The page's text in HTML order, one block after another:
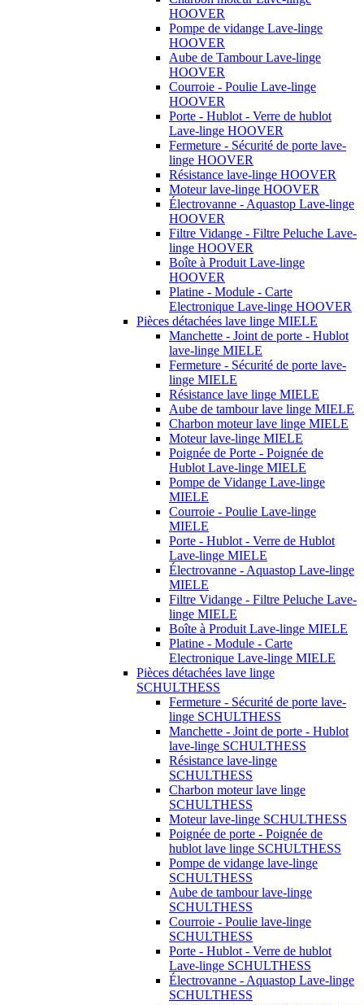
HOOVER
Pompe de vidange Lave-linge
HOOVER
Aube de Tambour Lave-linge
HOOVER
Courroie - Poulie Lave-linge
HOOVER
Porte - Hublot - Verre de hublot
Lave-linge HOOVER
Fermeture - Sécurité de porte lave-
linge HOOVER
Résistance lave-linge HOOVER
Moteur lave-linge HOOVER
Électrovanne - Aquastop Lave-linge
HOOVER
Filtre Vidange - Filtre Peluche Lave-
linge HOOVER
Boîte à Produit Lave-linge
HOOVER
Platine - Module - Carte
Electronique Lave-linge HOOVER
Pièces détachées lave linge MIELE
Manchette - Joint de porte - Hublot
lave-linge MIELE
Fermeture - Sécurité de porte lave-
linge MIELE
Résistance lave linge MIELE
Aube de tambour lave linge MIELE
Charbon moteur lave linge MIELE
Moteur lave-linge MIELE
Poignée de Porte - Poignée de
Hublot Lave-linge MIELE
Pompe de Vidange Lave-linge
MIELE
Courroie - Poulie Lave-linge
MIELE
Porte - Hublot - Verre de Hublot
Lave-linge MIELE
Électrovanne - Aquastop Lave-linge
MIELE
Filtre Vidange - Filtre Peluche Lave-
linge MIELE
Boîte à Produit Lave-linge MIELE
Platine - Module - Carte
Electronique Lave-linge MIELE
Pièces détachées lave linge
SCHULTHESS
Fermeture - Sécurité de porte lave-
linge SCHULTHESS
Manchette - Joint de porte - Hublot
lave-linge SCHULTHESS
Résistance lave-linge
SCHULTHESS
Charbon moteur lave linge
SCHULTHESS
Moteur lave-linge SCHULTHESS
Poignée de porte - Poignée de
hublot lave linge SCHULTHESS
Pompe de vidange lave-linge
SCHULTHESS
Aube de tambour lave-linge
SCHULTHESS
Courroie - Poulie lave-linge
SCHULTHESS
Porte - Hublot - Verre de hublot
Lave-linge SCHULTHESS
Électrovanne - Aquastop Lave-linge
SCHULTHESS